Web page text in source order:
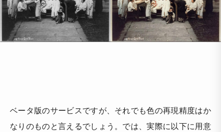
ベータ版のサービスですが、それでも色の再現精度はか
なりのものと言えるでしょう。では、実際に以下に用意